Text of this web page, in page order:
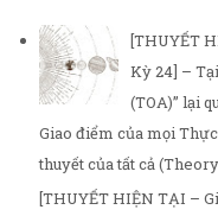
[THUYẾT
Kỳ 24] –
(TOA)” lại
Giao điểm của mọi
thuyết của tất cả
[THUYẾT HIỆN TẠI –